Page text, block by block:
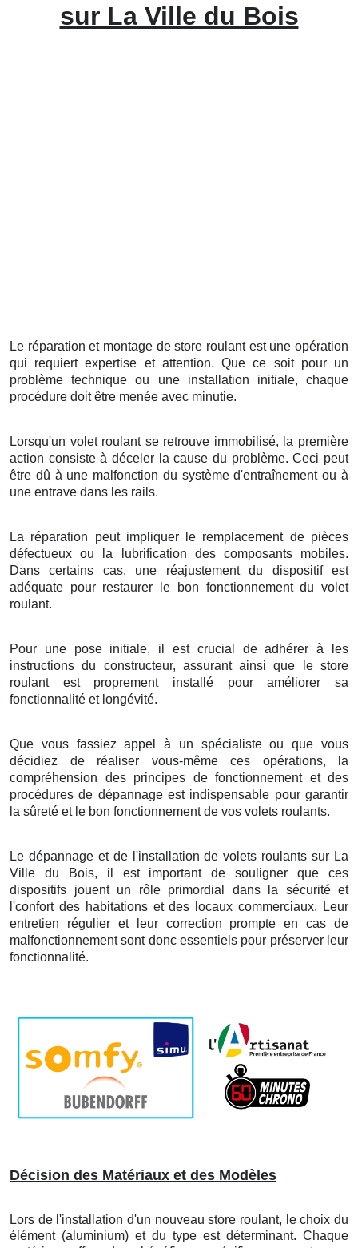
sur La Ville du Bois
Le réparation et montage de store roulant est une opération
qui requiert expertise et attention. Que ce soit pour un
problème technique ou une installation initiale, chaque
procédure doit être menée avec minutie.
Lorsqu'un volet roulant se retrouve immobilisé, la première
action consiste à déceler la cause du problème. Ceci peut
être dû à une malfonction du système d'entraînement ou à
une entrave dans les rails.
La réparation peut impliquer le remplacement de pièces
défectueux ou la lubrification des composants mobiles.
Dans certains cas, une réajustement du dispositif est
adéquate pour restaurer le bon fonctionnement du volet
roulant.
Pour une pose initiale, il est crucial de adhérer à les
instructions du constructeur, assurant ainsi que le store
roulant est proprement installé pour améliorer sa
fonctionnalité et longévité.
Que vous fassiez appel à un spécialiste ou que vous
décidiez de réaliser vous-même ces opérations, la
compréhension des principes de fonctionnement et des
procédures de dépannage est indispensable pour garantir
la sûreté et le bon fonctionnement de vos volets roulants.
Le dépannage et de l'installation de volets roulants sur La
Ville du Bois, il est important de souligner que ces
dispositifs jouent un rôle primordial dans la sécurité et
l'confort des habitations et des locaux commerciaux. Leur
entretien régulier et leur correction prompte en cas de
malfonctionnement sont donc essentiels pour préserver leur
fonctionnalité.
Décision des Matériaux et des Modèles
Lors de l'installation d'un nouveau store roulant, le choix du
élément (aluminium) et du type est déterminant. Chaque